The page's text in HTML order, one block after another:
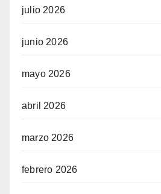
julio 2026
junio 2026
mayo 2026
abril 2026
marzo 2026
febrero 2026